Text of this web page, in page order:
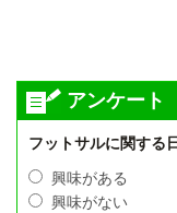
アンケート
フットサルに関する
興味がある
興味がない